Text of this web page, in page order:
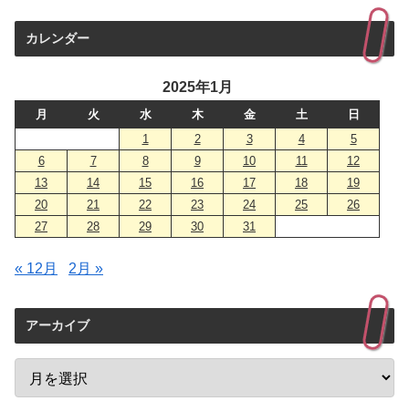
カレンダー
2025年1月
月 火 水 木 金 土
日
1
2 3 4
5
6
7 8 9 10 11
12
13
14 15 16 17 18
19
20
21 22 23 24 25
26
27
28 29 30 31
« 12月 2月 »
アーカイブ